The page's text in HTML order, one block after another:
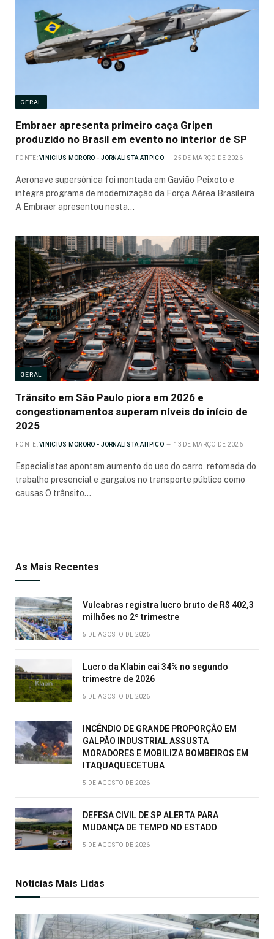
GERAL
Embraer apresenta primeiro caça Gripen
produzido no Brasil em evento no interior de SP
FONTE: VINICIUS MORORO - JORNALISTA ATIPICO 25 DE MARÇO DE 2026
Aeronave supersônica foi montada em Gavião Peixoto e
integra programa de modernização da Força Aérea Brasileira
A Embraer apresentou nesta…
GERAL
Trânsito em São Paulo piora em 2026 e
congestionamentos superam níveis do início de
2025
FONTE: VINICIUS MORORO - JORNALISTA ATIPICO 13 DE MARÇO DE 2026
Especialistas apontam aumento do uso do carro, retomada do
trabalho presencial e gargalos no transporte público como
causas O trânsito…
As Mais Recentes
Vulcabras registra lucro bruto de R$ 402,3
milhões no 2º trimestre
5 DE AGOSTO DE 2026
Lucro da Klabin cai 34% no segundo
trimestre de 2026
5 DE AGOSTO DE 2026
INCÊNDIO DE GRANDE PROPORÇÃO EM
GALPÃO INDUSTRIAL ASSUSTA
MORADORES E MOBILIZA BOMBEIROS EM
ITAQUAQUECETUBA
5 DE AGOSTO DE 2026
DEFESA CIVIL DE SP ALERTA PARA
MUDANÇA DE TEMPO NO ESTADO
5 DE AGOSTO DE 2026
Noticias Mais Lidas